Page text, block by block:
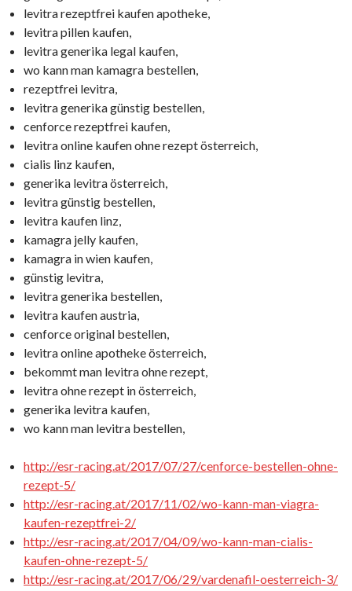
levitra rezeptfrei kaufen apotheke,
levitra pillen kaufen,
levitra generika legal kaufen,
wo kann man kamagra bestellen,
rezeptfrei levitra,
levitra generika günstig bestellen,
cenforce rezeptfrei kaufen,
levitra online kaufen ohne rezept österreich,
cialis linz kaufen,
generika levitra österreich,
levitra günstig bestellen,
levitra kaufen linz,
kamagra jelly kaufen,
kamagra in wien kaufen,
günstig levitra,
levitra generika bestellen,
levitra kaufen austria,
cenforce original bestellen,
levitra online apotheke österreich,
bekommt man levitra ohne rezept,
levitra ohne rezept in österreich,
generika levitra kaufen,
wo kann man levitra bestellen,
http://esr-racing.at/2017/07/27/cenforce-bestellen-ohne-
rezept-5/
http://esr-racing.at/2017/11/02/wo-kann-man-viagra-
kaufen-rezeptfrei-2/
http://esr-racing.at/2017/04/09/wo-kann-man-cialis-
kaufen-ohne-rezept-5/
http://esr-racing.at/2017/06/29/vardenafil-oesterreich-3/